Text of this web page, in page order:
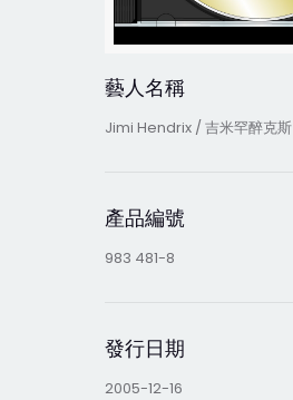
藝人名稱
Jimi Hendrix / 吉米罕醉克斯
產品編號
983 481-8
發行日期
2005-12-16